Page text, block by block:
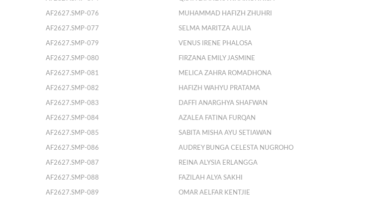
AF2627.SMP-076 MUHAMMAD HAFIZH ZHUHRI
AF2627.SMP-077 SELMA MARITZA AULIA
AF2627.SMP-079 VENUS IRENE PHALOSA
AF2627.SMP-080 FIRZANA EMILY JASMINE
AF2627.SMP-081 MELICA ZAHRA ROMADHONA
AF2627.SMP-082 HAFIZH WAHYU PRATAMA
AF2627.SMP-083 DAFFI ANARGHYA SHAFWAN
AF2627.SMP-084 AZALEA FATINA FURQAN
AF2627.SMP-085 SABITA MISHA AYU SETIAWAN
AF2627.SMP-086 AUDREY BUNGA CELESTA NUGROHO
AF2627.SMP-087 REINA ALYSIA ERLANGGA
AF2627.SMP-088 FAZILAH ALYA SAKHI
AF2627.SMP-089 OMAR AELFAR KENTJIE